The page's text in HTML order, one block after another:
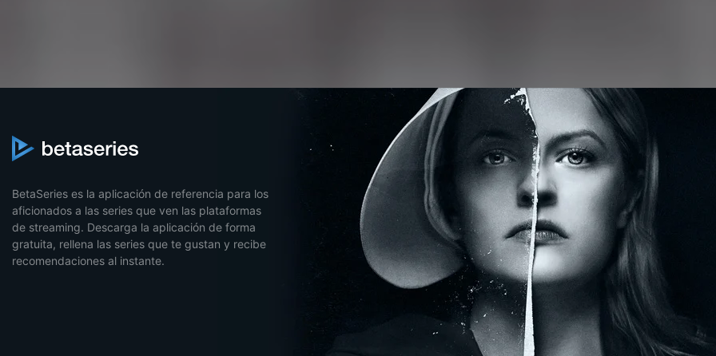
BetaSeries es la aplicación de referencia para los
aficionados a las series que ven las plataformas
de streaming. Descarga la aplicación de forma
gratuita, rellena las series que te gustan y recibe
recomendaciones al instante.